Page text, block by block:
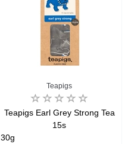
Teapigs
Teapigs Earl Grey Strong Tea
15s
30g